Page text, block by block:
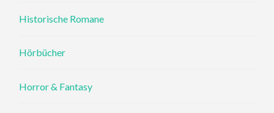
Historische Romane
Hörbücher
Horror & Fantasy